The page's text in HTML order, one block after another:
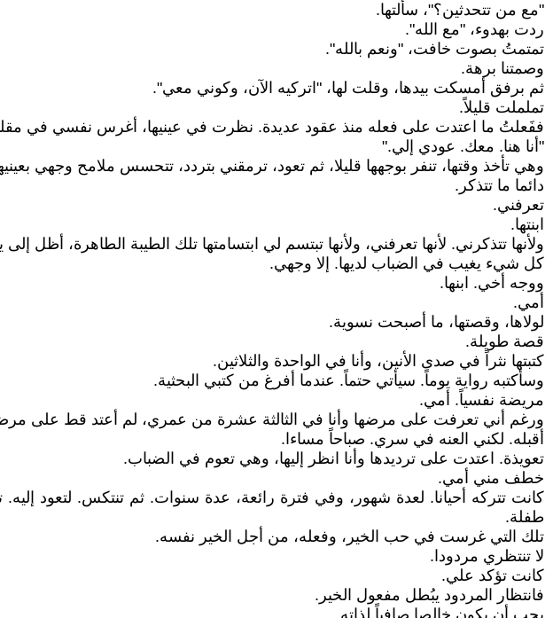
"مع من تتحدثين؟"، سألتها.
ردت بهدوء، "مع الله".
تمتمتُ بصوت خافت، "ونعم بالله".
وصمتنا برهة.
ثم برفق أمسكت بيدها، وقلت لها، "اتركيه الآن، وكوني معي".
تململت قليلاً.
ففَعلتُ ما اعتدت على فعله منذ عقود عديدة. نظرت في عينيها، أغرس نفسي في
"أنا هنا. معك. عودي إلي."
وهي تأخذ وقتها، تنفر بوجهها قليلا، ثم تعود، ترمقني بتردد، تتحسس ملامح وجهي
دائما ما تتذكر.
تعرفني.
ابنتها.
ولأنها تتذكرني. لأنها تعرفني، ولأنها تبتسم لي ابتسامتها تلك الطيبة الطاهرة، أظل إلى
كل شيء يغيب في الضباب لديها. إلا وجهي.
ووجه أخي. ابنها.
أمي.
لولاها، وقصتها، ما أصبحت نسوية.
قصة طويلة.
كتبتها نثراً في صدى الأنين، وأنا في الواحدة والثلاثين.
وسأكتبه رواية يوماً. سيأتي حتماً. عندما أفرغ من كتبي البحثية.
مريضة نفسياً. أمي.
ورغم أني تعرفت على مرضها وأنا في الثالثة عشرة من عمري، لم أعتد قط على
أقبله. لكني العنه في سري. صباحاً مساءا.
تعويذة. اعتدت على ترديدها وأنا انظر إليها، وهي تعوم في الضباب.
خطف مني أمي.
كانت تتركه أحيانا. لعدة شهور، وفي فترة رائعة، عدة سنوات. ثم تنتكس. لتعود
طفلة.
تلك التي غرست في حب الخير، وفعله، من أجل الخير نفسه.
لا تنتظري مردودا.
كانت تؤكد علي.
فانتظار المردود يبُطل مفعول الخير.